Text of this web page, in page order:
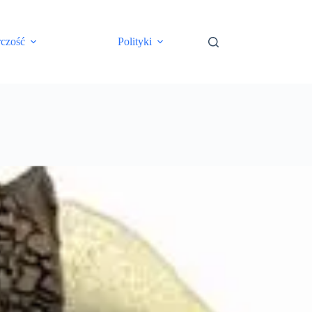
Polityki